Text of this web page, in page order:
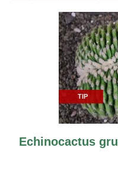
TIP
Echinocactus